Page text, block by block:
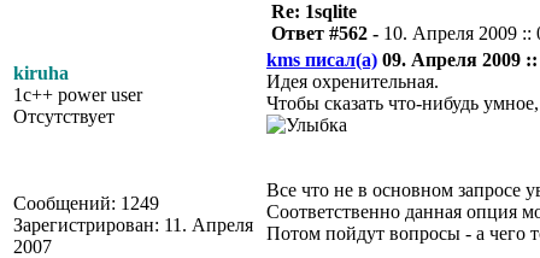
kiruha
1c++ power user
Отсутствует
Сообщений: 1249
Зарегистрирован: 11. Апреля
2007
Re: 1sqlite
Ответ #562 - 10. Апреля 2009 ::
kms писал(а) 09. Апреля 2009
Идея охренительная.
Чтобы сказать что-нибудь
Все что не в основном запросе
Соответственно данная опция
Потом пойдут вопросы - а чего